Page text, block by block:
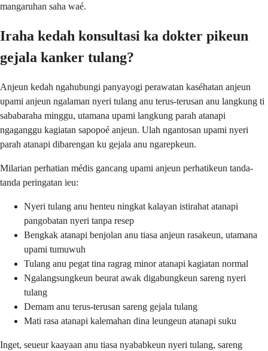
mangaruhan saha waé.
Iraha kedah konsultasi ka dokter pikeun
gejala kanker tulang?
Anjeun kedah ngahubungi panyayogi perawatan kaséhatan anjeun
upami anjeun ngalaman nyeri tulang anu terus-terusan anu langkung ti
sababaraha minggu, utamana upami langkung parah atanapi
ngaganggu kagiatan sapopoé anjeun. Ulah ngantosan upami nyeri
parah atanapi dibarengan ku gejala anu ngarepkeun.
Milarian perhatian médis gancang upami anjeun perhatikeun tanda-
tanda peringatan ieu:
Nyeri tulang anu henteu ningkat kalayan istirahat atanapi
pangobatan nyeri tanpa resep
Bengkak atanapi benjolan anu tiasa anjeun rasakeun, utamana
upami tumuwuh
Tulang anu pegat tina ragrag minor atanapi kagiatan normal
Ngalangsungkeun beurat awak digabungkeun sareng nyeri
tulang
Demam anu terus-terusan sareng gejala tulang
Mati rasa atanapi kalemahan dina leungeun atanapi suku
Inget, seueur kaayaan anu tiasa nyababkeun nyeri tulang, sareng